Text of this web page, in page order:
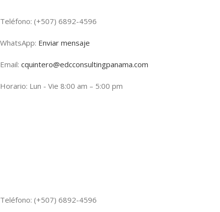
Teléfono: (+507) 6892-4596
WhatsApp: Enviar mensaje
Email: cquintero@edcconsultingpanama.com
Horario: Lun - Vie 8:00 am – 5:00 pm
Teléfono: (+507) 6892-4596